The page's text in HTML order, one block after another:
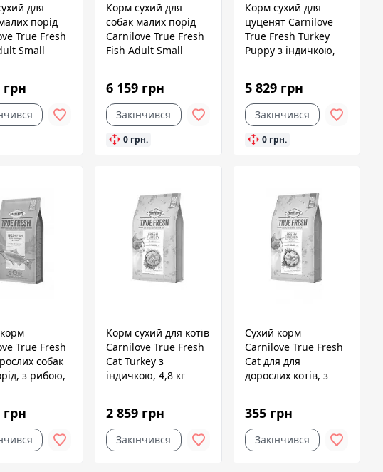
для
порід
True Fresh
Small
грн
Корм сухий для
собак малих порід
Carnilove True Fresh
Fish Adult Small
6 159 грн
Закінчився
0 грн.
Корм сухий для
цуценят Carnilove
True Fresh Turkey
Puppy з індичкою,
5 829 грн
Закінчився
0 грн.
True Fresh
собак
з рибою,
грн
Корм сухий для котів
Carnilove True Fresh
Cat Turkey з
індичкою, 4,8 кг
2 859 грн
Закінчився
Сухий корм
Carnilove True Fresh
Cat для для
дорослих котів, з
355 грн
Закінчився